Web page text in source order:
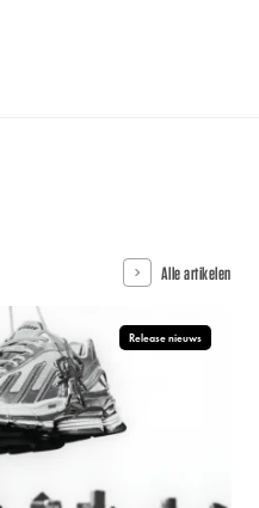
Alle artikelen
Release nieuws